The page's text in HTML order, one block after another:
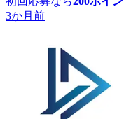
3か月前